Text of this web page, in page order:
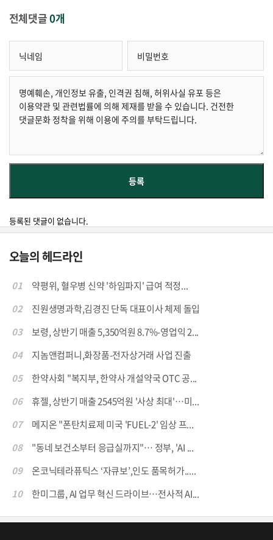
전체댓글0개
등록된 댓글이 없습니다.
오늘의 헤드라인
01
약평위, 혈우병 신약 '하임파지' 급여 적정...
02
진원생명과학,김경진 단독 대표이사 체제 돌입
03
보령, 상반기 매출 5,350억원 8.7%-영업익 2...
04
지놈앤컴퍼니,화장품-전자상거래 사업 진출
05
한약사회 "복지부, 한약사 개설약국 OTC 공...
06
휴젤, 상반기 매출 2545억원 '사상 최대'…미...
07
메지온 "폰탄치료제 미국 'FUEL-2' 임상 프...
08
"동네 보건소부터 응급실까지"… 정부, 'AI ...
09
온코닉테라퓨틱스 ‘자큐보’,인도 품목허가.....
10
한미그룹, AI 업무 혁신 드라이브…전사적 AI...